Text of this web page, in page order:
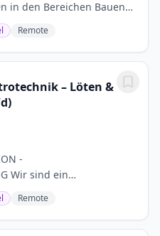
in den Bereichen Bauen,
und Modernisieren. Im
dabei...
Remote
– Löten &
-
Wir sind ein
im Bereich der
Seit
Remote